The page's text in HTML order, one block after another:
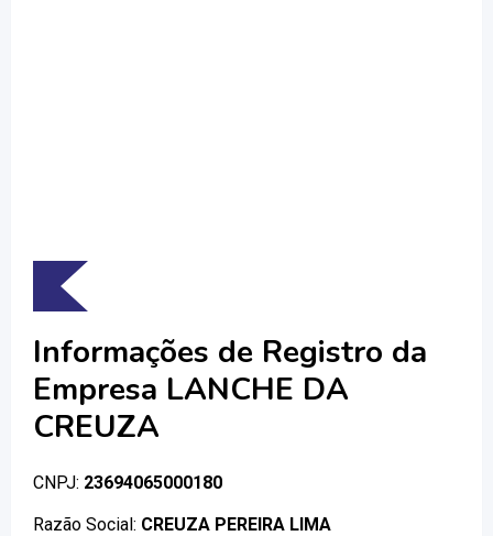
Informações de Registro da
Empresa LANCHE DA
CREUZA
CNPJ: 23694065000180
Razão Social: CREUZA PEREIRA LIMA